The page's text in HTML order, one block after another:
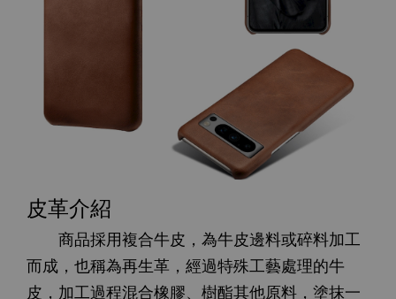
皮革介紹
商品採用複合牛皮，為牛皮邊料或碎料加工
而成，也稱為再生革，經過特殊工藝處理的牛
皮，加工過程混合橡膠、樹酯其他原料，塗抹一